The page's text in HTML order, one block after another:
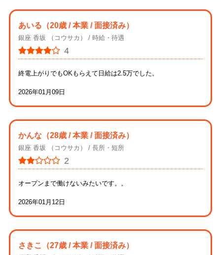
あいる （20歳 / 本業 / 面接済み）
銀座 香坂 （コウサカ） 時給・待遇
4
終電上がりでもOKもらえて日給は2.5万でした。
2026年01月09日
かんな （28歳 / 本業 / 面接済み）
銀座 香坂 （コウサカ） 長所・短所
2
オープンまで働けないみたいです。。
2026年01月12日
さきこ （27歳 / 本業 / 面接済み）